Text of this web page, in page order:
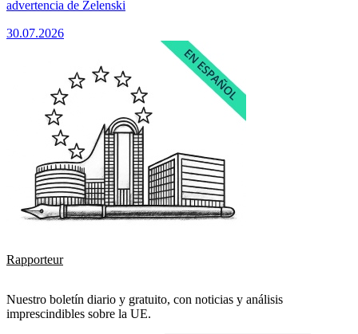
advertencia de Zelenski
30.07.2026
Rapporteur
Nuestro boletín diario y gratuito, con noticias y análisis
imprescindibles sobre la UE.